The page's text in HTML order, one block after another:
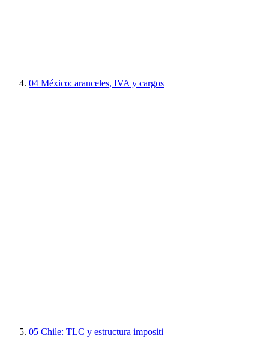
04 México: aranceles, IVA y cargos
05 Chile: TLC y estructura impositi